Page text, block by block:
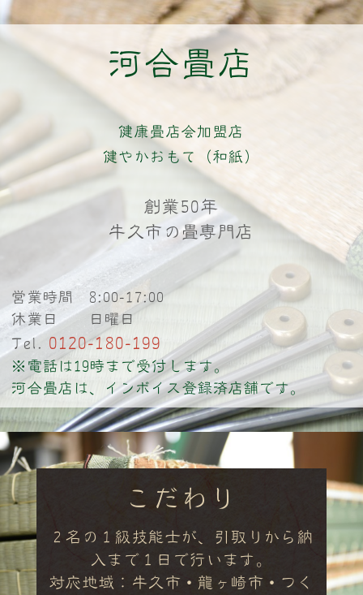
河合畳店
健康畳店会加盟店
健やかおもて（和紙）
創業50年
牛久市の畳専門店
営業時間 8:00-17:00
休業日 日曜日
Tel. 0120-180-199
※電話は19時まで受付します。
河合畳店は、インボイス登録済店舗です。
こだわり
２名の１級技能士が、引取りから納
入まで１日で行います。
対応地域：牛久市・龍ヶ崎市・つく